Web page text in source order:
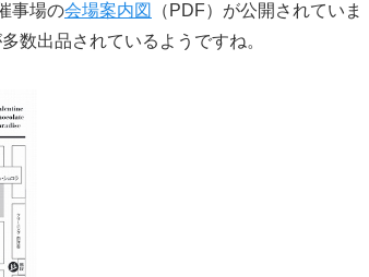
事場の会場案内図
（PDF）が公開されていま
数出品されているようですね。